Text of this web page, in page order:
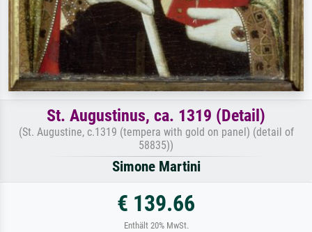
St. Augustinus, ca. 1319 (Detail)
(St. Augustine, c.1319 (tempera with gold on panel) (detail of
58835))
Simone Martini
€ 139.66
Enthält 20% MwSt.